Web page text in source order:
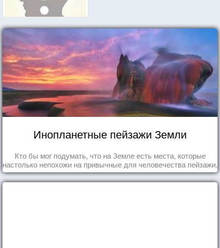
Инопланетные пейзажи Земли
Кто бы мог подумать, что на Земле есть места, которые
настолько непохожи на привычные для человечества пейзажи,
что кажутся и вовсе инопланетными!